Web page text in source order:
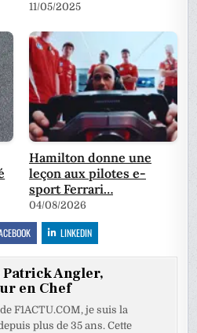
11/05/2025
Hamilton donne une
leçon aux pilotes e-
sport Ferrari…
04/08/2026
LINKEDIN
Patrick Angler,
en Chef
F1ACTU.COM, je suis la
plus de 35 ans. Cette